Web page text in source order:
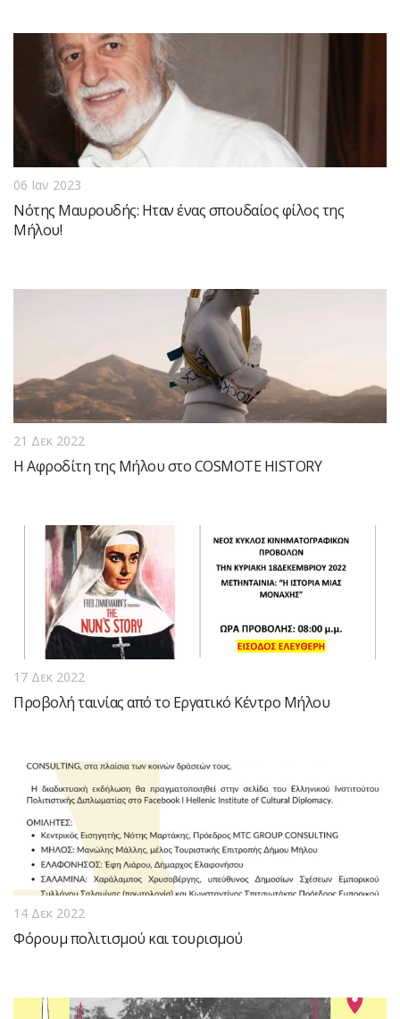
06 Ιαν 2023
Νότης Μαυρουδής: Ηταν ένας σπουδαίος φίλος της
Μήλου!
21 Δεκ 2022
Η Αφροδίτη της Μήλου στο COSMOTE HISTORY
17 Δεκ 2022
Προβολή ταινίας από το Εργατικό Κέντρο Μήλου
14 Δεκ 2022
Φόρουμ πολιτισμού και τουρισμού